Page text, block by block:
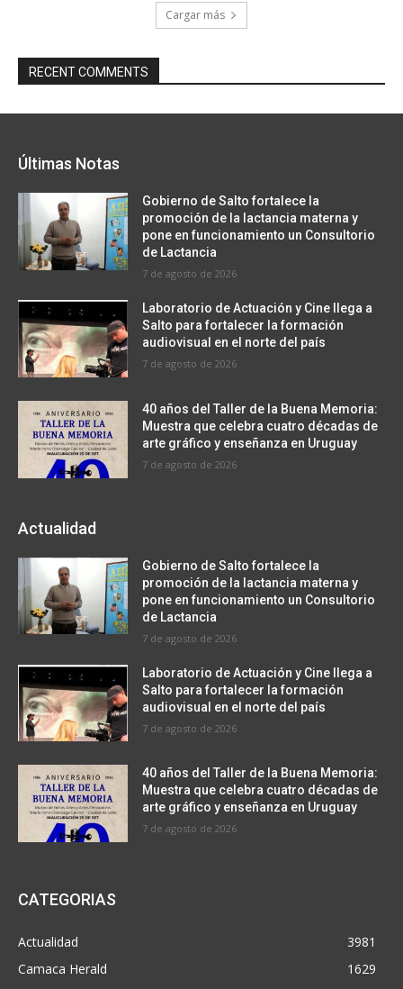
Cargar más
RECENT COMMENTS
Últimas Notas
Gobierno de Salto fortalece la
promoción de la lactancia materna y
pone en funcionamiento un Consultorio
de Lactancia
7 de agosto de 2026
Laboratorio de Actuación y Cine llega a
Salto para fortalecer la formación
audiovisual en el norte del país
7 de agosto de 2026
40 años del Taller de la Buena Memoria:
Muestra que celebra cuatro décadas de
arte gráfico y enseñanza en Uruguay
7 de agosto de 2026
Actualidad
Gobierno de Salto fortalece la
promoción de la lactancia materna y
pone en funcionamiento un Consultorio
de Lactancia
7 de agosto de 2026
Laboratorio de Actuación y Cine llega a
Salto para fortalecer la formación
audiovisual en el norte del país
7 de agosto de 2026
40 años del Taller de la Buena Memoria:
Muestra que celebra cuatro décadas de
arte gráfico y enseñanza en Uruguay
7 de agosto de 2026
CATEGORIAS
Actualidad
3981
Camaca Herald
1629